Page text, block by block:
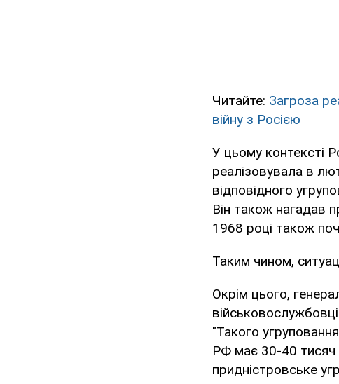
Читайте: Загроза
війну з Росією
У цьому контексті
реалізовувала в
відповідного
Він також нагадав
1968 році також
Таким чином,
Окрім цього,
"Такого
РФ має 30-40 тисяч
придністровське